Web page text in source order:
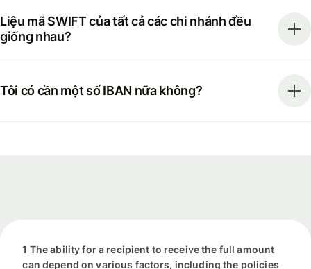
Liệu mã SWIFT của tất cả các chi nhánh đều
giống nhau?
Tôi có cần một số IBAN nữa không?
1 The ability for a recipient to receive the full amount
can depend on various factors, including the policies